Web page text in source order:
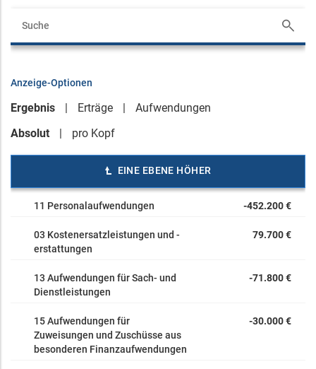
Anzeige-Optionen
Ergebnis Erträge
Aufwendungen
Absolut
pro Kopf
EINE EBENE HÖHER
11 Personalaufwendungen -452.200 €
03 Kostenersatzleistungen und -
erstattungen
79.700 €
13 Aufwendungen für Sach- und
Dienstleistungen
-71.800 €
15 Aufwendungen für
Zuweisungen und Zuschüsse aus
besonderen Finanzaufwendungen
-30.000 €